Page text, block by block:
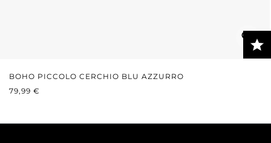
BOHO PICCOLO CERCHIO BLU AZZURRO
PREZZO NORMALE:
79,99 €